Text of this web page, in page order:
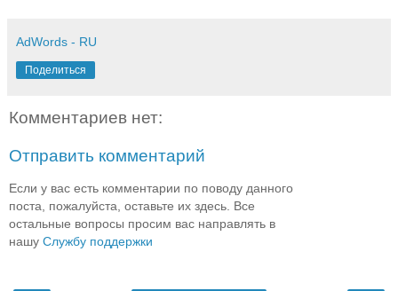
AdWords - RU
Поделиться
Комментариев нет:
Отправить комментарий
Если у вас есть комментарии по поводу данного
поста, пожалуйста, оставьте их здесь. Все
остальные вопросы просим вас направлять в
нашу Службу поддержки